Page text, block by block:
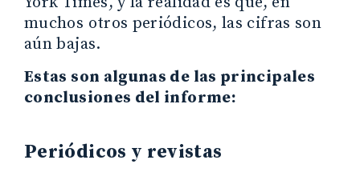
muchos otros periódicos, las cifras son
aún bajas.
Estas son algunas de las principales
conclusiones del informe:
Periódicos y revistas